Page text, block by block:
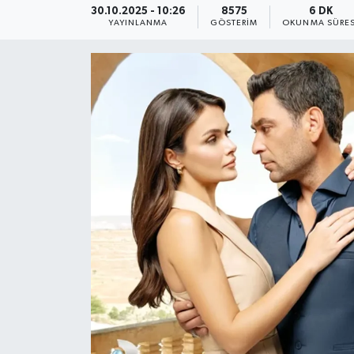
30.10.2025 - 10:26
YAYINLANMA
8575
GÖSTERIM
6 DK
OKUNMA
KEMERBURGAZ
KÜLTÜR - SANAT
MAGAZİN
TEKNOLOJİ
TİCARET